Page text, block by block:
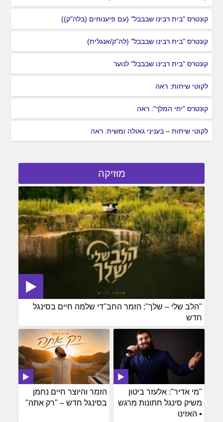
קונטרס "בית רבינו שבבבל" (עם פיענוחים (בלה"ק))
קונטרס "בית רבינו שבבבל" (לה"ק/אנגלית)
קונטרס "בית רבינו שבבבל" לנוער
לקוטי שיחות: ראה
קונטרס "יחי המלך": ראה
לקוטי שיחות – בעניני גאולה ומשיח: ראה
מוזיקה
"הלב שלי – שלך": הזמר החב"די שלמה חיים בסינגל
חדש
הזמר והיוצר חיים נחמן
בסינגל חדש – "רק אתה"
"מי אדיר": אלעזר ביטון
משיק סינגל חתונות מרגש
• האזינו